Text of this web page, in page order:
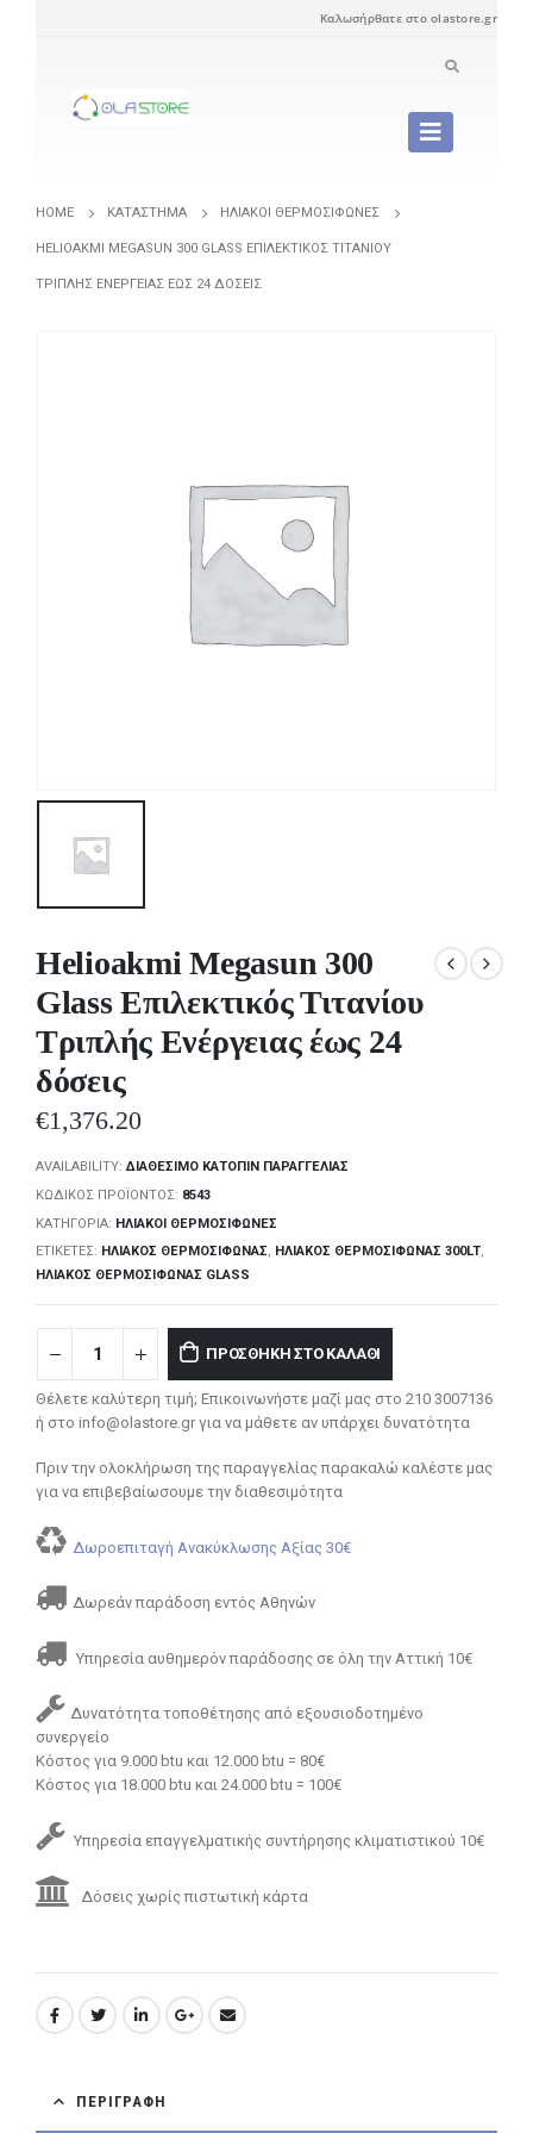
Καλωσήρθατε στο olastore.gr
HOME ΚΑΤΆΣΤΗΜΑ ΗΛΙΑΚΟΊ ΘΕΡΜΟΣΊΦΩΝΕΣ
HELIOAKMI MEGASUN 300 GLASS ΕΠΙΛΕΚΤΙΚΌΣ ΤΙΤΑΝΊΟΥ
ΤΡΙΠΛΉΣ ΕΝΈΡΓΕΙΑΣ ΈΩΣ 24 ΔΌΣΕΙΣ
Helioakmi Megasun 300
Glass Επιλεκτικός Τιτανίου
Τριπλής Ενέργειας έως 24
δόσεις
€1,376.20
AVAILABILITY:ΔΙΑΘΈΣΙΜΟ ΚΑΤΌΠΙΝ ΠΑΡΑΓΓΕΛΊΑΣ
ΚΩΔΙΚΌΣ ΠΡΟΪΌΝΤΟΣ: 8543
ΚΑΤΗΓΟΡΊΑ: ΗΛΙΑΚΟΊ ΘΕΡΜΟΣΊΦΩΝΕΣ
ΕΤΙΚΈΤΕΣ: ΗΛΙΑΚΌΣ ΘΕΡΜΟΣΊΦΩΝΑΣ, ΗΛΙΑΚΌΣ ΘΕΡΜΟΣΊΦΩΝΑΣ 300LT,
ΗΛΙΑΚΌΣ ΘΕΡΜΟΣΊΦΩΝΑΣ GLASS
ΠΡΟΣΘΉΚΗ ΣΤΟ ΚΑΛΆΘΙ
Θέλετε καλύτερη τιμή; Επικοινωνήστε μαζί μας στο 210 3007136
ή στο info@olastore.gr για να μάθετε αν υπάρχει δυνατότητα
Πριν την ολοκλήρωση της παραγγελίας παρακαλώ καλέστε μας
για να επιβεβαίωσουμε την διαθεσιμότητα
Δωροεπιταγή Ανακύκλωσης Αξίας 30€
Δωρεάν παράδοση εντός Αθηνών
Υπηρεσία αυθημερόν παράδοσης σε όλη την Αττική 10€
Δυνατότητα τοποθέτησης από εξουσιοδοτημένο
συνεργείο
Κόστος για 9.000 btu και 12.000 btu = 80€
Κόστος για 18.000 btu και 24.000 btu = 100€
Υπηρεσία επαγγελματικής συντήρησης κλιματιστικού 10€
Δόσεις χωρίς πιστωτική κάρτα
ΠΕΡΙΓΡΑΦΉ